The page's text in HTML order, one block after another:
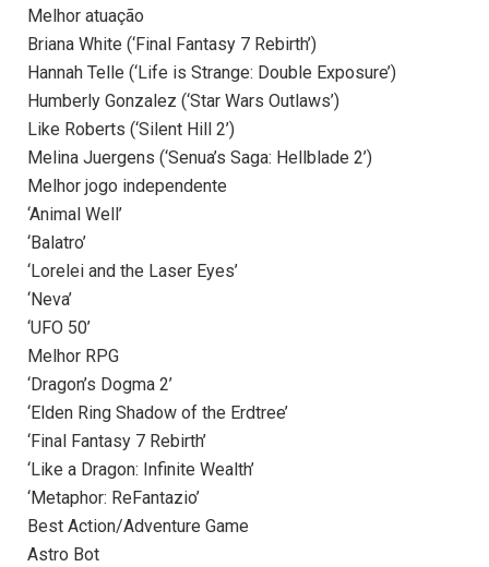
Melhor atuação
Briana White (‘Final Fantasy 7 Rebirth’)
Hannah Telle (‘Life is Strange: Double Exposure’)
Humberly Gonzalez (‘Star Wars Outlaws’)
Like Roberts (‘Silent Hill 2’)
Melina Juergens (‘Senua’s Saga: Hellblade 2’)
Melhor jogo independente
‘Animal Well’
‘Balatro’
‘Lorelei and the Laser Eyes’
‘Neva’
‘UFO 50’
Melhor RPG
‘Dragon’s Dogma 2’
‘Elden Ring Shadow of the Erdtree’
‘Final Fantasy 7 Rebirth’
‘Like a Dragon: Infinite Wealth’
‘Metaphor: ReFantazio’
Best Action/Adventure Game
Astro Bot